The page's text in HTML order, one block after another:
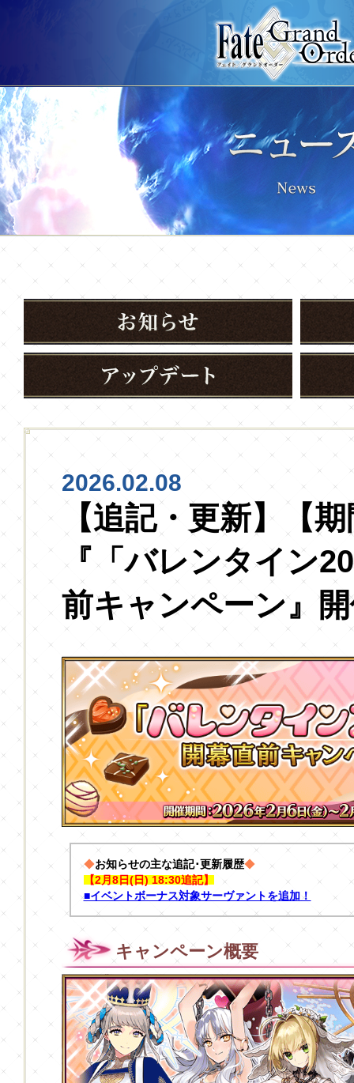
2026.02.08
【追記・更新】【
『「バレンタイン
前キャンペーン』
◆お知らせの主な追記･更新履歴◆
【2月8日(日) 18:30追記】
■イベントボーナス対象サーヴァントを追加！
キャンペーン概要